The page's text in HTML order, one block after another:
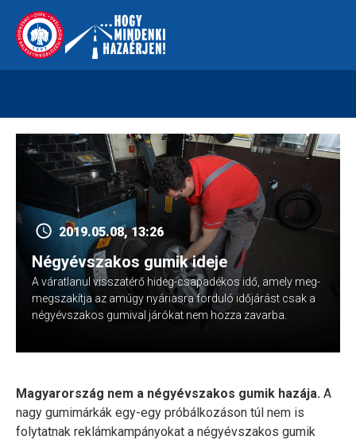
content
kreszvaltozas.hu
2019.05.08, 13:26
Négyévszakos gumik ideje
A váratlanul visszatérő hideg-csapadékos idő, amely meg-
megszakítja az amúgy nyáriasra forduló időjárást csak a
négyévszakos gumival járókat nem hozza zavarba.
Magyarország nem a négyévszakos gumik hazája. A
nagy gumimárkák egy-egy próbálkozáson túl nem is
folytatnak reklámkampányokat a négyévszakos gumik